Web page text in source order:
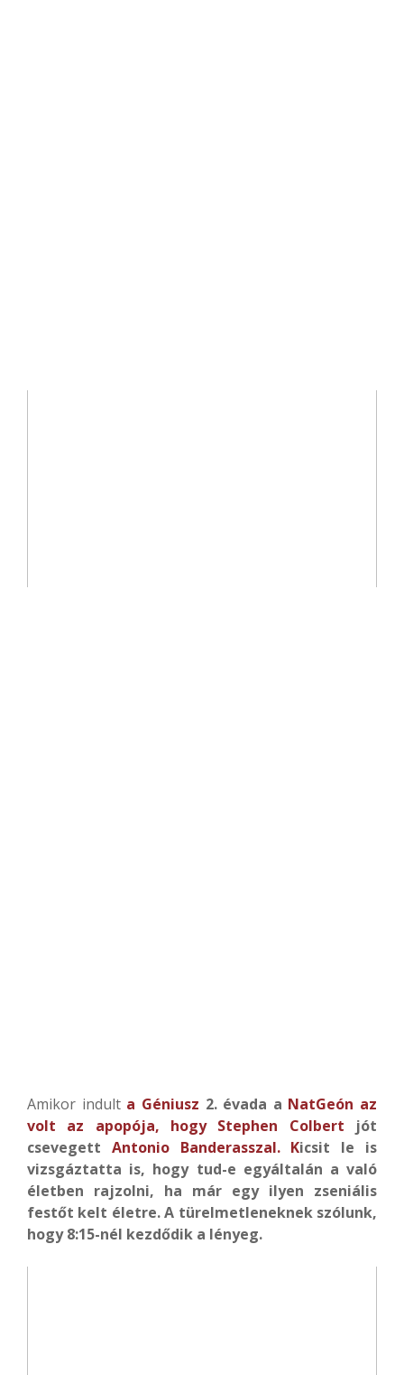
Amikor indult a Géniusz 2. évada a NatGeón az
volt az apopója, hogy Stephen Colbert jót
csevegett Antonio Banderasszal. Kicsit le is
vizsgáztatta is, hogy tud-e egyáltalán a való
életben rajzolni, ha már egy ilyen zseniális
festőt kelt életre. A türelmetleneknek szólunk,
hogy 8:15-nél kezdődik a lényeg.